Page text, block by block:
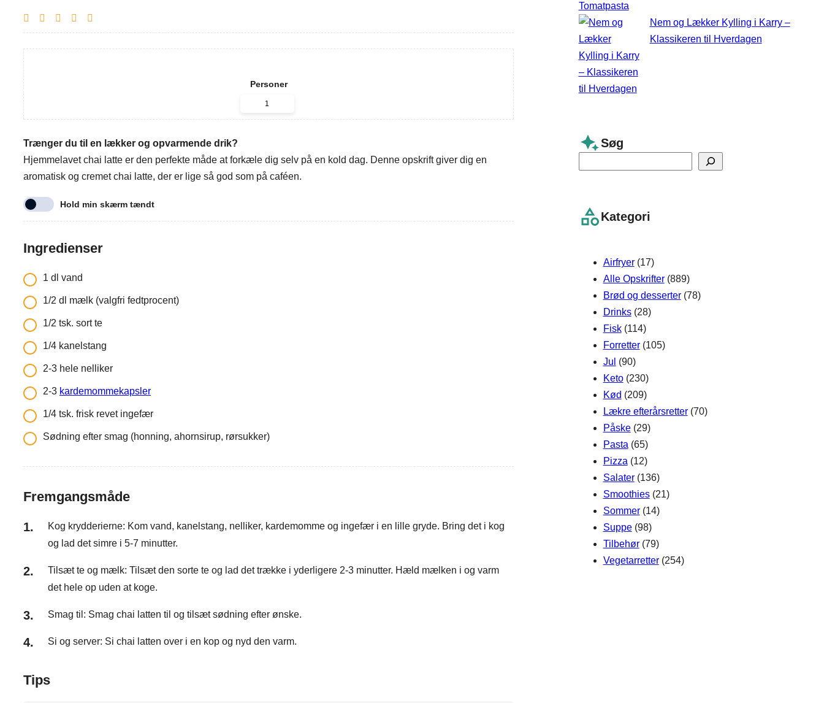
Personer
Trænger du til en lækker og opvarmende drik?
Hjemmelavet chai latte er den perfekte måde at forkæle dig selv på en kold dag. Denne opskrift giver dig en
aromatisk og cremet chai latte, der er lige så god som på caféen.
Hold min skærm tændt
Ingredienser
1 dl vand
1/2 dl mælk (valgfri fedtprocent)
1/2 tsk. sort te
1/4 kanelstang
2-3 hele nelliker
2-3 kardemommekapsler
1/4 tsk. frisk revet ingefær
Sødning efter smag (honning, ahornsirup, rørsukker)
Fremgangsmåde
Kog krydderierne: Kom vand, kanelstang, nelliker, kardemomme og ingefær i en lille gryde. Bring det i kog
og lad det simre i 5-7 minutter.
Tilsæt te og mælk: Tilsæt den sorte te og lad det trække i yderligere 2-3 minutter. Hæld mælken i og varm
det hele op uden at koge.
Smag til: Smag chai latten til og tilsæt sødning efter ønske.
Si og server: Si chai latten over i en kop og nyd den varm.
Tips
Nem og Lækker Kylling i Karry –
Klassikeren til Hverdagen
Søg
c
Kategori
Airfryer(17)
Alle Opskrifter(889)
Brød og desserter(78)
Drinks(28)
Fisk(114)
Forretter(105)
Jul (90)
Keto(230)
Kød (209)
Lækre efterårsretter(70)
Påske(29)
Pasta (65)
Pizza (12)
Salater(136)
Smoothies(21)
Sommer(14)
Suppe(98)
Tilbehør(79)
Vegetarretter(254)